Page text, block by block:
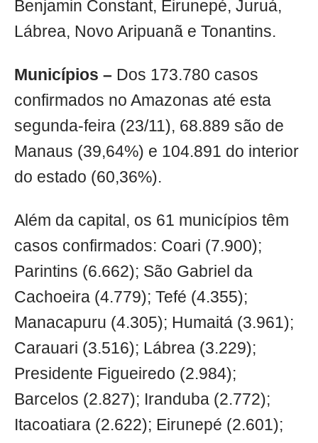
Benjamin Constant, Eirunepé, Juruá,
Lábrea, Novo Aripuanã e Tonantins.
Municípios – Dos 173.780 casos
confirmados no Amazonas até esta
segunda-feira (23/11), 68.889 são de
Manaus (39,64%) e 104.891 do interior
do estado (60,36%).
Além da capital, os 61 municípios têm
casos confirmados: Coari (7.900);
Parintins (6.662); São Gabriel da
Cachoeira (4.779); Tefé (4.355);
Manacapuru (4.305); Humaitá (3.961);
Carauari (3.516); Lábrea (3.229);
Presidente Figueiredo (2.984);
Barcelos (2.827); Iranduba (2.772);
Itacoatiara (2.622); Eirunepé (2.601);